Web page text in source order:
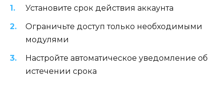
Установите срок действия аккаунта
Ограничьте доступ только необходимыми
модулями
Настройте автоматическое уведомление об
истечении срока